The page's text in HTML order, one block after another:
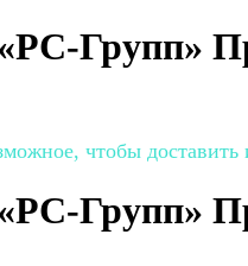
Групп»
чтобы
Групп»